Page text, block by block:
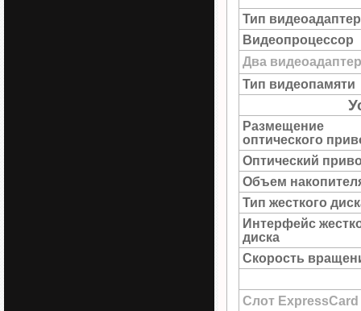
Тип
Видеопроцессор
Два
Тип видеопамяти
Размещение
оптического
Оптический
Объем
Тип жесткого
Интерфейс
диска
Скорость
Слот ExpressCard